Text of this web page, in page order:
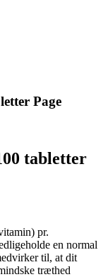
Page
tabletter
pr.
en normal
til, at dit
træthed